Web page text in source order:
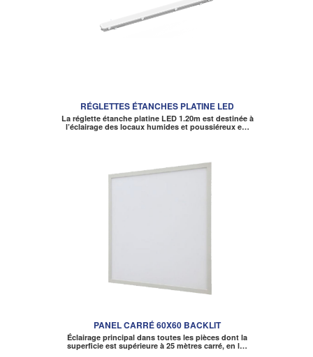
RÉGLETTES ÉTANCHES PLATINE LED
La réglette étanche platine LED 1.20m est destinée à
l’éclairage des locaux humides et poussiéreux e…
PANEL CARRÉ 60X60 BACKLIT
Éclairage principal dans toutes les pièces dont la
superficie est supérieure à 25 mètres carré, en l…